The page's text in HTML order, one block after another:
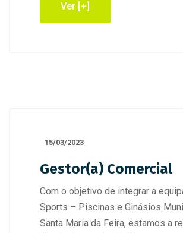
Ver [+]
15/03/2023
Gestor(a) Comercial
Com o objetivo de integrar a
Sports – Piscinas e Ginásios
Santa Maria da Feira, estamos a